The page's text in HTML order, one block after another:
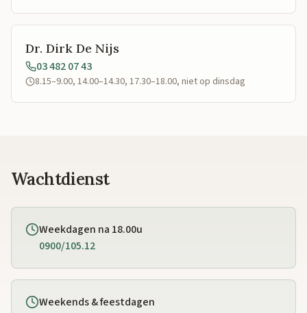
Dr. Dirk De Nijs
03 482 07 43
8.15–9.00, 14.00–14.30, 17.30–18.00, niet op dinsdag
Wachtdienst
Weekdagen na 18.00u
0900/105.12
Weekends & feestdagen